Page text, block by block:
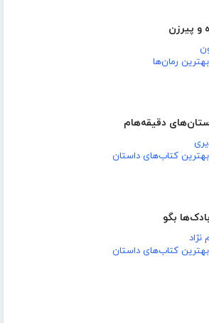
و پیرزن
بهترین رمان‌ها
دقیقه‌هام
بهترین کتاب‌های داستان
بگو
بهترین کتاب‌های داستان